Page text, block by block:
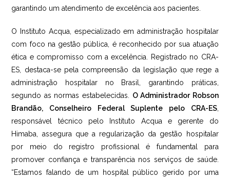
garantindo um atendimento de excelência aos pacientes.
O Instituto Acqua, especializado em administração hospitalar
com foco na gestão pública, é reconhecido por sua atuação
ética e compromisso com a excelência. Registrado no CRA-
ES, destaca-se pela compreensão da legislação que rege a
administração hospitalar no Brasil, garantindo práticas,
segundo as normas estabelecidas. O Administrador Robson
Brandão, Conselheiro Federal Suplente pelo CRA-ES,
responsável técnico pelo Instituto Acqua e gerente do
Himaba, assegura que a regularização da gestão hospitalar
por meio do registro profissional é fundamental para
promover confiança e transparência nos serviços de saúde.
“Estamos falando de um hospital público gerido por uma